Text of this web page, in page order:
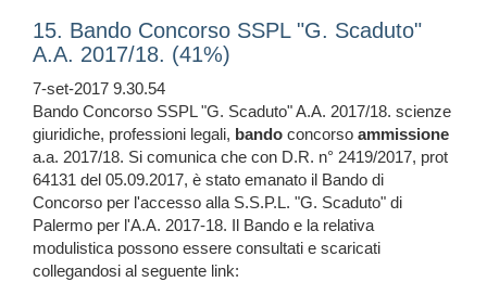
15. Bando Concorso SSPL "G. Scaduto"
A.A. 2017/18. (41%)
7-set-2017 9.30.54
Bando Concorso SSPL "G. Scaduto" A.A. 2017/18. scienze
giuridiche, professioni legali, bando concorso ammissione
a.a. 2017/18. Si comunica che con D.R. n° 2419/2017, prot
64131 del 05.09.2017, è stato emanato il Bando di
Concorso per l'accesso alla S.S.P.L. "G. Scaduto" di
Palermo per l'A.A. 2017-18. Il Bando e la relativa
modulistica possono essere consultati e scaricati
collegandosi al seguente link: